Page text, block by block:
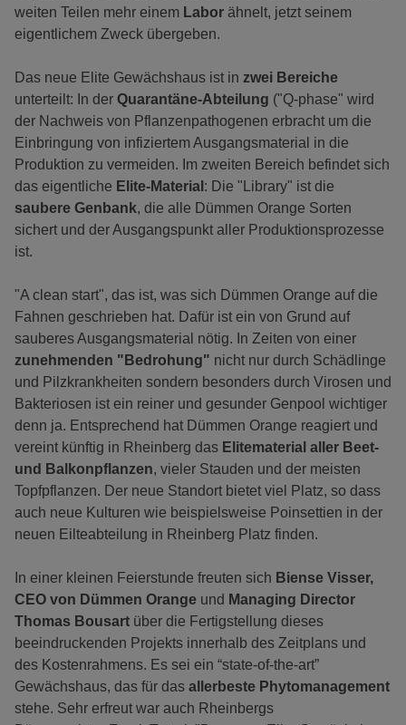
weiten Teilen mehr einem Labor ähnelt, jetzt seinem
eigentlichem Zweck übergeben.
Das neue Elite Gewächshaus ist in zwei Bereiche
unterteilt: In der Quarantäne-Abteilung ("Q-phase" wird
der Nachweis von Pflanzenpathogenen erbracht um die
Einbringung von infiziertem Ausgangsmaterial in die
Produktion zu vermeiden. Im zweiten Bereich befindet sich
das eigentliche Elite-Material : Die "Library" ist die
saubere Genbank, die alle Dümmen Orange Sorten
sichert und der Ausgangspunkt aller Produktionsprozesse
ist.
"A clean start", das ist, was sich Dümmen Orange auf die
Fahnen geschrieben hat. Dafür ist ein von Grund auf
sauberes Ausgangsmaterial nötig. In Zeiten von einer
zunehmenden "Bedrohung" nicht nur durch Schädlinge
und Pilzkrankheiten sondern besonders durch Virosen und
Bakteriosen ist ein reiner und gesunder Genpool wichtiger
denn ja. Entsprechend hat Dümmen Orange reagiert und
vereint künftig in Rheinberg das Elitematerial aller Beet-
und Balkonpflanzen, vieler Stauden und der meisten
Topfpflanzen. Der neue Standort bietet viel Platz, so dass
auch neue Kulturen wie beispielsweise Poinsettien in der
neuen Eilteabteilung in Rheinberg Platz finden.
In einer kleinen Feierstunde freuten sich Biense Visser,
CEO von Dümmen Orange und Managing Director
Thomas Bousart über die Fertigstellung dieses
beeindruckenden Projekts innerhalb des Zeitplans und
des Kostenrahmens. Es sei ein “state-of-the-art”
Gewächshaus, das für das allerbeste Phytomanagement
stehe. Sehr erfreut war auch Rheinbergs